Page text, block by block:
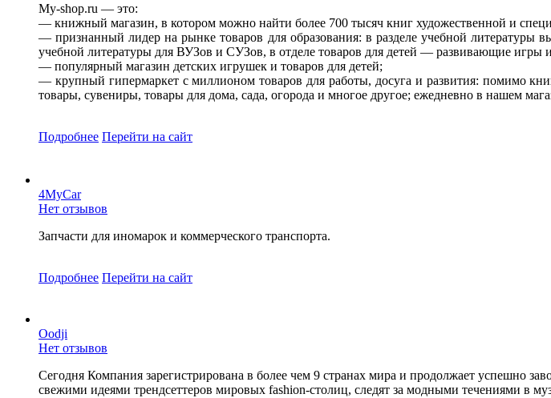
My-shop.ru — это:
— книжный магазин, в котором можно найти более 700 тысяч книг художественной и
— признанный лидер на рынке товаров для образования: в разделе учебной
учебной литературы для ВУЗов и СУЗов, в отделе товаров для детей — развивающие игры
— популярный магазин детских игрушек и товаров для детей;
— крупный гипермаркет с миллионом товаров для работы, досуга и развития: помимо
товары, сувениры, товары для дома, сада, огорода и многое другое; ежедневно в нашем
Подробнее Перейти на сайт
4MyCar
Нет отзывов
Запчасти для иномарок и коммерческого транспорта.
Подробнее Перейти на сайт
Oodji
Нет отзывов
Сегодня Компания зарегистрирована в более чем 9 странах мира и продолжает успешно
свежими идеями трендсеттеров мировых fashion-столиц, следят за модными течениями в